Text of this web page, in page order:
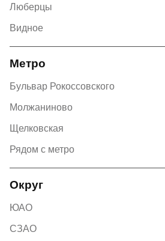
Люберцы
Видное
Метро
Бульвар Рокоссовского
Молжаниново
Щелковская
Рядом с метро
Округ
ЮАО
СЗАО